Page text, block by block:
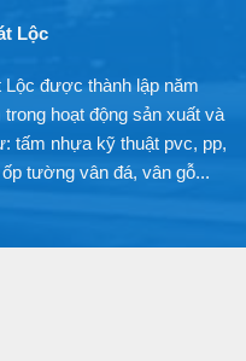
Lộc
Lộc được thành lập năm
hoạt động sản xuất và
tấm nhựa kỹ thuật pvc, pp,
tường vân đá, vân gỗ...